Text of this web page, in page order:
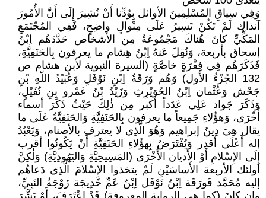
وَفِي سِياقِ المُسْلِمِينَ الأوائل بِوُدِّنا أَنْ نُشِيرَ إِلَى أَنَّ الأُمُورَ
آنذاك لَمْ تَكُنْ تَسِيرُ عَلَى مِنْوالٍ واضِحٍ، فَفِي المُجْتَمَعِ
المَكِّيِّ كانَ هُناكَ مَجْمُوعَةٌ مِن الأشخاص حَدَّدَهُم اِبْنُ
إسحاق بأربعة، وَنُقِلَ عَنهُ اِبْنُ هِشام ما يعرفون بِالحَنَفِيَّةِ،
فَذَكَرَهُم فِي فِقْرَةٍ خاصَّةٍ (السيرة النبوية لأبن هشام ص
132 الجُزْءُ الأول) وَهُم وَرَقَةُ اِبْنِ نَوْفَلِ وَعُبَيْدُ اللّٰهِ بْنِ
جَحْش وَعُثْمان اِبْنُ الحُوَيْرِثِ وَزَيْدُ بْنُ عَمْرو بِنِ نُفَيْلٍ،
وَذَكَرَ جَواد عَلِي عَدَداً أكبر مِن ذٰلِكَ حَيْثُ ذَكَرَ أسماء
أُخْرَى، وَهٰؤُلاءِ جَمِيعاً ما يعرفون بِالحَنَفِيَّةِ وَالحَنَفِيَّةُ عَلَى ما
يقال هِيَ دِينُ إبراهيم وَهُوَ الَّذِي لا يعترف بالأصنام، وَيَعْبُدُ
إله أَعْلَى أقدر وَيُفْتَرَضُ بِهٰؤُلاءِ الحَنَفِيَّةِ أَنْ يَكُونُوا أقرب
إِلَى الإِسْلامِ أَوْ الأديان الأُخْرَى (المَسِيحِيَّةِ وَاليَهُودِيَّةِ) وَلٰكِنَّ
أولئك الأربعة الأَساسَيْنِ لَمْ يتخذوا الإِسْلامَ الَّذِي دَعاهُم
إليه مُحَمَّد فَورَقَة اِبْنُ نَوْفَل اِبْنُ عَمِّ خَدِيجَة زَوْجَةُ النَبِيِّ،